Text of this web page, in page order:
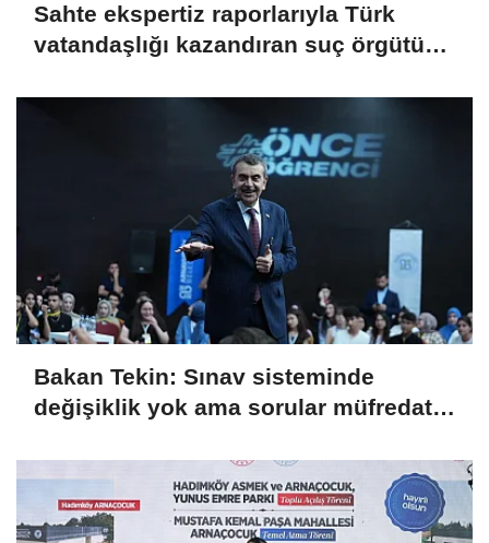
Sahte ekspertiz raporlarıyla Türk
vatandaşlığı kazandıran suç örgütüne
Bakan Tekin: Sınav sisteminde
değişiklik yok ama sorular müfredata